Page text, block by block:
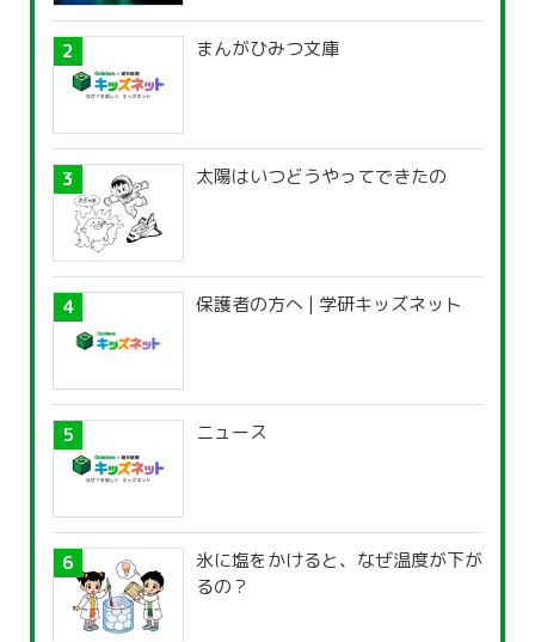
まんがひみつ文庫
太陽はいつどうやってできたの
保護者の方へ | 学研キッズネット
ニュース
氷に塩をかけると、なぜ温度が下が
るの？